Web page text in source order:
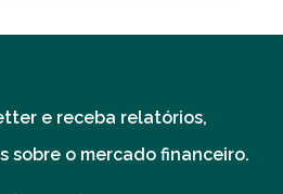
e receba relatórios,
sobre o mercado financeiro.